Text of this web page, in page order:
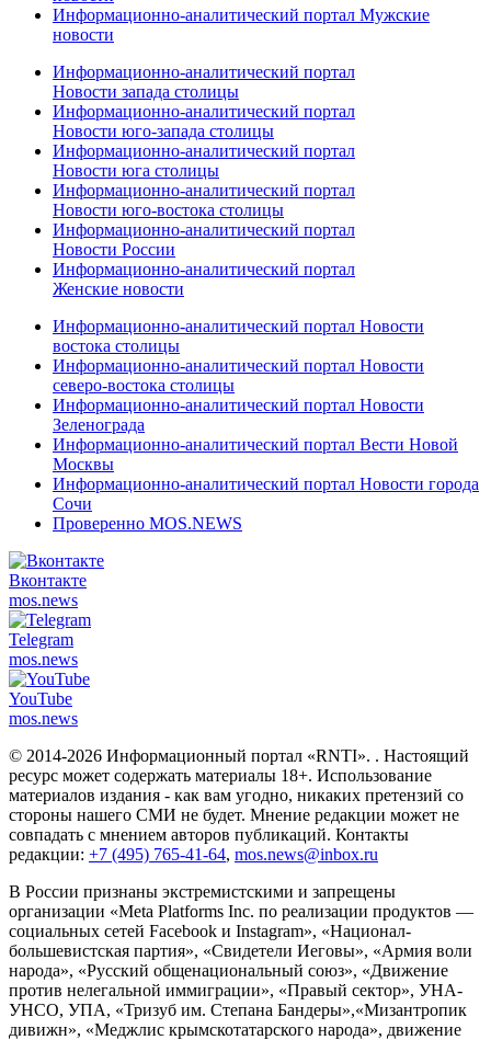
Информационно-аналитический портал Мужские
новости
Информационно-аналитический портал
Новости запада столицы
Информационно-аналитический портал
Новости юго-запада столицы
Информационно-аналитический портал
Новости юга столицы
Информационно-аналитический портал
Новости юго-востока столицы
Информационно-аналитический портал
Новости России
Информационно-аналитический портал
Женские новости
Информационно-аналитический портал Новости
востока столицы
Информационно-аналитический портал Новости
северо-востока столицы
Информационно-аналитический портал Новости
Зеленограда
Информационно-аналитический портал Вести Новой
Москвы
Информационно-аналитический портал Новости города
Сочи
Проверенно MOS.NEWS
Вконтакте
mos.news
Telegram
mos.news
YouTube
mos.news
© 2014-2026 Информационный портал «RNTI». . Настоящий
ресурс может содержать материалы 18+. Использование
материалов издания - как вам угодно, никаких претензий со
стороны нашего СМИ не будет. Мнение редакции может не
совпадать с мнением авторов публикаций. Контакты
редакции: +7 (495) 765-41-64, mos.news@inbox.ru
В России признаны экстремистскими и запрещены
организации «Meta Platforms Inc. по реализации продуктов —
социальных сетей Facebook и Instagram», «Национал-
большевистская партия», «Свидетели Иеговы», «Армия воли
народа», «Русский общенациональный союз», «Движение
против нелегальной иммиграции», «Правый сектор», УНА-
УНСО, УПА, «Тризуб им. Степана Бандеры»,«Мизантропик
дивижн», «Меджлис крымскотатарского народа», движение